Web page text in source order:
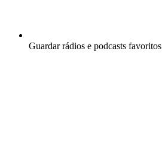
Guardar rádios e podcasts favoritos